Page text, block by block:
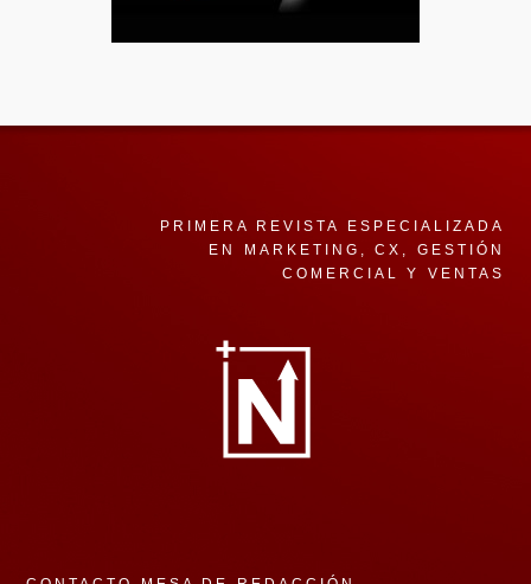
PRIMERA REVISTA ESPECIALIZADA
EN MARKETING, CX, GESTIÓN
COMERCIAL Y VENTAS